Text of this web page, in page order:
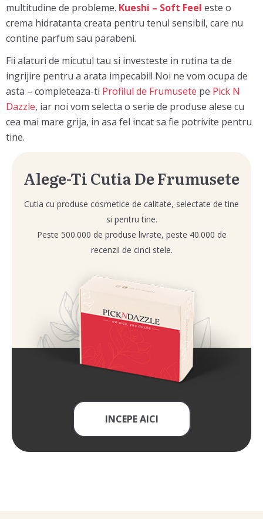
multitudine de probleme. Kueshi – Soft Feel este o
crema hidratanta creata pentru tenul sensibil, care nu
contine parfum sau parabeni.
Fii alaturi de micutul tau si investeste in rutina ta de
ingrijire pentru a arata impecabil! Noi ne vom ocupa de
asta – completeaza-ti Profilul de Frumusete pe Pick N
Dazzle, iar noi vom selecta o serie de produse alese cu
cea mai mare grija, in asa fel incat sa fie potrivite pentru
tine.
Alege-Ti Cutia De Frumusete
Cutia cu produse cosmetice de calitate, selectate de tine
si pentru tine.
Peste 500.000 de produse livrate, peste 40.000 de
recenzii de cinci stele.
INCEPE AICI